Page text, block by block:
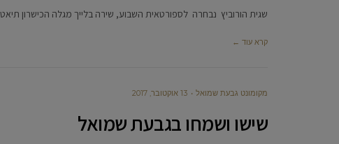
שגית הורוביץ נבחרה לספורטאית השבוע, שירה בלייך מגלה הכישרון
קרא עוד ←
מקומונט גבעת שמואל 13 אוקטובר, 2017
שישו ושמחו בגבעת שמואל